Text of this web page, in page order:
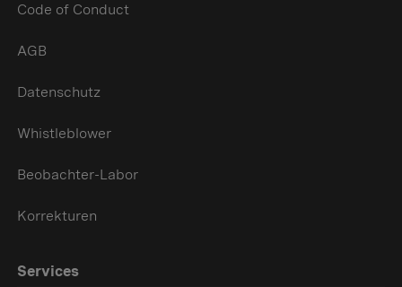
Code of Conduct
AGB
Datenschutz
Whistleblower
Beobachter-Labor
Korrekturen
Services